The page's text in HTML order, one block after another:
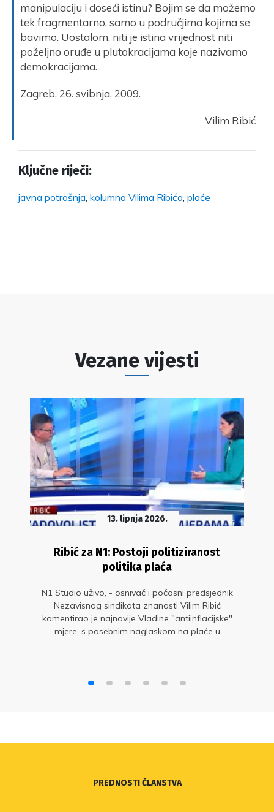
manipulaciju i doseći istinu? Bojim se da možemo
tek fragmentarno, samo u područjima kojima se
bavimo. Uostalom, niti je istina vrijednost niti
poželjno oruđe u plutokracijama koje nazivamo
demokracijama.
Zagreb, 26. svibnja, 2009.
Vilim Ribić
Ključne riječi:
javna potrošnja kolumna Vilima Ribića plaće
Vezane vijesti
13. lipnja 2026.
Ribić za N1: Postoji politiziranost
politika plaća
N1 Studio uživo, - osnivač i počasni predsjednik
Nezavisnog sindikata znanosti Vilim Ribić
komentirao je najnovije Vladine "antiinflacijske"
mjere, s posebnim naglaskom na plaće u
PREDNOSTI ČLANSTVA